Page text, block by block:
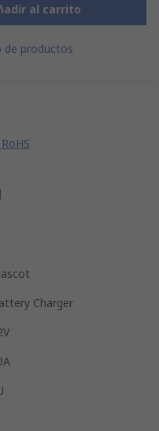
al carrito
de productos
Charger